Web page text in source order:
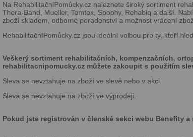
Na Rehabilitační­Pomůcky.cz naleznete široký sortiment
Thera-Band, Mueller, Temtex, Spophy, Rehabiq a další.
zboží skladem, odborné poradenství a možnost vrácení
Rehabilitační­Pomůcky.cz jsou ideální volbou pro ty, kteří
Veškerý sortiment rehabilitačních, kompenzačních,
rehabilitacni­pomucky.cz můžete zakoupit s použitím
Sleva se nevztahuje na zboží ve slevě nebo v akci.
Sleva se nevztahuje na zboží ve výprodeji.
Pokud jste registrován v členské sekci webu Benefity